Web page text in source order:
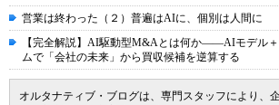
営業は終わった（２）普遍はAIに、個別は人間に
【完全解説】AI駆動型M&Aとは何か――AIモデル＋
ムで「会社の未来」から買収候補を逆算する
オルタナティブ・ブログは、専門スタッフにより、